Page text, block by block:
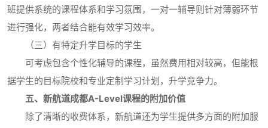
班提供系统的课程体系和学习氛围，一对一辅导则针对薄弱环节
进行强化，两者结合能有效学习效率。
（三）有特定升学目标的学生
可考虑包含个性化辅导的课程，虽然费用相对较高，但能根
据学生的目标院校和专业定制学习计划，升学竞争力。
五、新航道成都A-Level课程的附加价值
除了清晰的收费体系，新航道还为学生提供多方面的附加服